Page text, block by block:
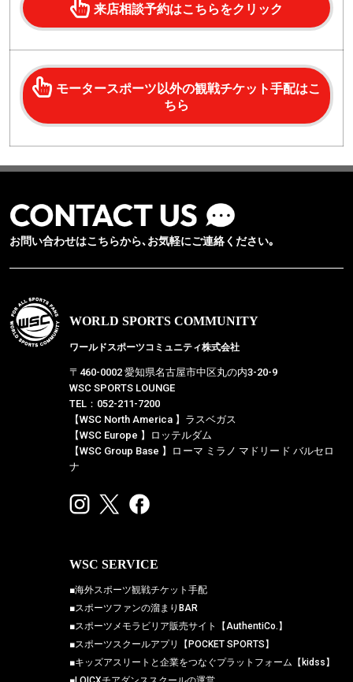
来店相談予約はこちらをクリック
モータースポーツ以外の観戦チケット手配はこ
ちら
お問い合わせはこちらから､お気軽にご連絡ください｡
WORLD SPORTS COMMUNITY
ワールドスポーツコミュニティ株式会社
〒460-0002 愛知県名古屋市中区丸の内3-20-9
WSC SPORTS LOUNGE
TEL：052-211-7200
【WSC North America 】ラスベガス
【WSC Europe 】ロッテルダム
【WSC Group Base 】ローマ ミラノ マドリード バルセロ
ナ
WSC SERVICE
■海外スポーツ観戦チケット手配
■スポーツファンの溜まりBAR
■スポーツメモラビリア販売サイト【AuthentiCo.】
■スポーツスクールアプリ【POCKET SPORTS】
■キッズアスリートと企業をつなぐプラットフォーム【kidss】